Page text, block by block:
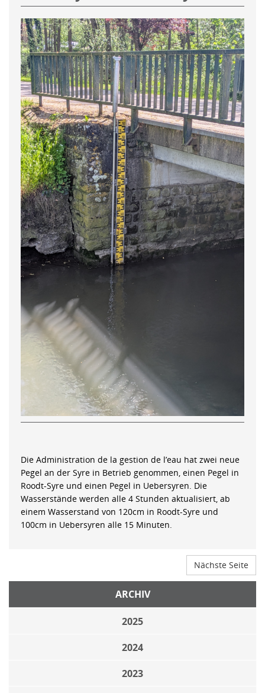
Die Administration de la gestion de l’eau hat zwei neue
Pegel an der Syre in Betrieb genommen, einen Pegel in
Roodt-Syre und einen Pegel in Uebersyren. Die
Wasserstände werden alle 4 Stunden aktualisiert, ab
einem Wasserstand von 120cm in Roodt-Syre und
100cm in Uebersyren alle 15 Minuten.
Nächste Seite
ARCHIV
2025
2024
2023